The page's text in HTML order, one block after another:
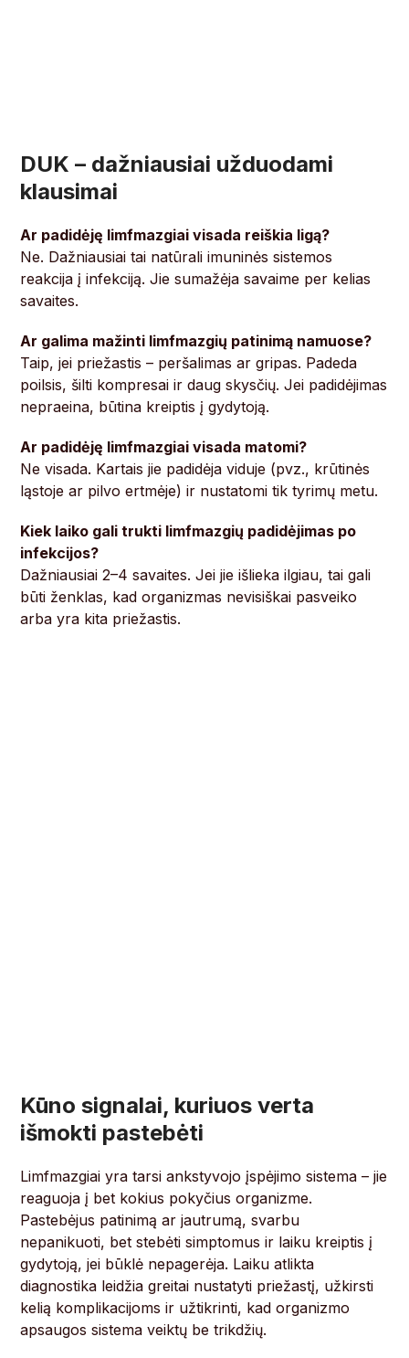
DUK – dažniausiai užduodami
klausimai
Ar padidėję limfmazgiai visada reiškia ligą?
Ne. Dažniausiai tai natūrali imuninės sistemos
reakcija į infekciją. Jie sumažėja savaime per kelias
savaites.
Ar galima mažinti limfmazgių patinimą namuose?
Taip, jei priežastis – peršalimas ar gripas. Padeda
poilsis, šilti kompresai ir daug skysčių. Jei padidėjimas
nepraeina, būtina kreiptis į gydytoją.
Ar padidėję limfmazgiai visada matomi?
Ne visada. Kartais jie padidėja viduje (pvz., krūtinės
ląstoje ar pilvo ertmėje) ir nustatomi tik tyrimų metu.
Kiek laiko gali trukti limfmazgių padidėjimas po
infekcijos?
Dažniausiai 2–4 savaites. Jei jie išlieka ilgiau, tai gali
būti ženklas, kad organizmas nevisiškai pasveiko
arba yra kita priežastis.
Kūno signalai, kuriuos verta
išmokti pastebėti
Limfmazgiai yra tarsi ankstyvojo įspėjimo sistema – jie
reaguoja į bet kokius pokyčius organizme.
Pastebėjus patinimą ar jautrumą, svarbu
nepanikuoti, bet stebėti simptomus ir laiku kreiptis į
gydytoją, jei būklė nepagerėja. Laiku atlikta
diagnostika leidžia greitai nustatyti priežastį, užkirsti
kelią komplikacijoms ir užtikrinti, kad organizmo
apsaugos sistema veiktų be trikdžių.